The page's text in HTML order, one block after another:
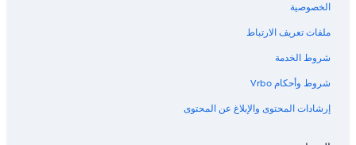
الخصوصية
ملفات تعريف الارتباط
شروط الخدمة
شروط وأحكام Vrbo
إرشادات المحتوى والإبلاغ عن المحتوى